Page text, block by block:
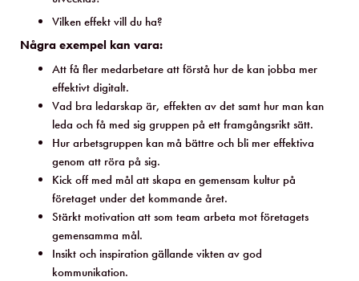
Vilken effekt vill du ha?
Några exempel kan vara:
Att få fler medarbetare att förstå hur de kan jobba mer
effektivt digitalt.
Vad bra ledarskap är, effekten av det samt hur man kan
leda och få med sig gruppen på ett framgångsrikt sätt.
Hur arbetsgruppen kan må bättre och bli mer effektiva
genom att röra på sig.
Kick off med mål att skapa en gemensam kultur på
företaget under det kommande året.
Stärkt motivation att som team arbeta mot företagets
gemensamma mål.
Insikt och inspiration gällande vikten av god
kommunikation.